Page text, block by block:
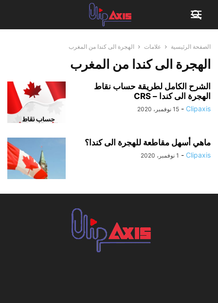
الصفحة الرئيسية علامات الهجرة الى كندا من المغرب
الهجرة الى كندا من المغرب
الشرح الكامل لطريقة حساب نقاط
الهجرة الى كندا – CRS
Clipaxis
- 15 نوفمبر، 2020
ماهي أسهل مقاطعة للهجرة الى كندا؟
Clipaxis
- 1 نوفمبر، 2020